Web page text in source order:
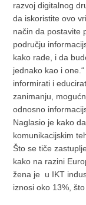
razvoj digitalnog
da iskoristite ovo
način da postavite
području
kako rade, i da
jednako kao i
informirati i
zanimanju,
odnosno
Naglasio je kako
komunikacijskim
Što se tiče
kako na razini
žena je u IKT
iznosi oko 13%,